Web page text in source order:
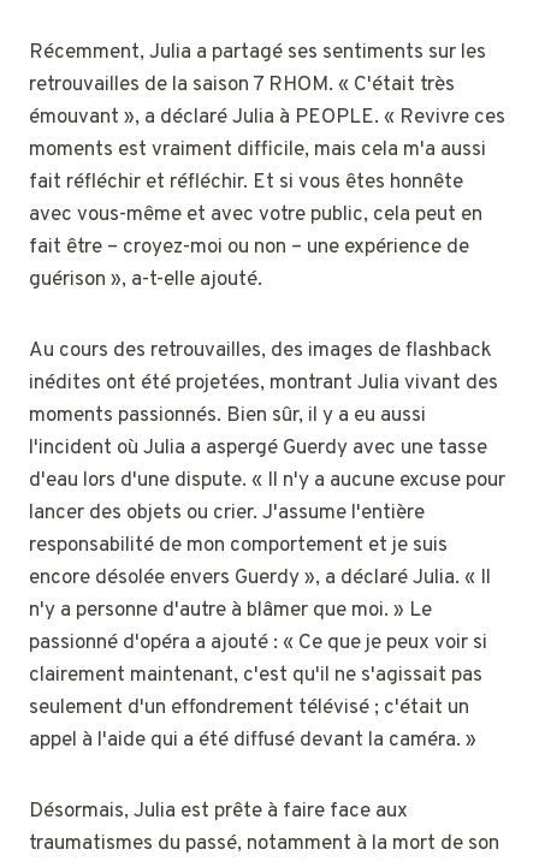
Récemment, Julia a partagé ses sentiments sur les
retrouvailles de la saison 7 RHOM. « C'était très
émouvant », a déclaré Julia à PEOPLE. « Revivre ces
moments est vraiment difficile, mais cela m'a aussi
fait réfléchir et réfléchir. Et si vous êtes honnête
avec vous-même et avec votre public, cela peut en
fait être – croyez-moi ou non – une expérience de
guérison », a-t-elle ajouté.
Au cours des retrouvailles, des images de flashback
inédites ont été projetées, montrant Julia vivant des
moments passionnés. Bien sûr, il y a eu aussi
l'incident où Julia a aspergé Guerdy avec une tasse
d'eau lors d'une dispute. « Il n'y a aucune excuse pour
lancer des objets ou crier. J'assume l'entière
responsabilité de mon comportement et je suis
encore désolée envers Guerdy », a déclaré Julia. « Il
n'y a personne d'autre à blâmer que moi. » Le
passionné d'opéra a ajouté : « Ce que je peux voir si
clairement maintenant, c'est qu'il ne s'agissait pas
seulement d'un effondrement télévisé ; c'était un
appel à l'aide qui a été diffusé devant la caméra. »
Désormais, Julia est prête à faire face aux
traumatismes du passé, notamment à la mort de son